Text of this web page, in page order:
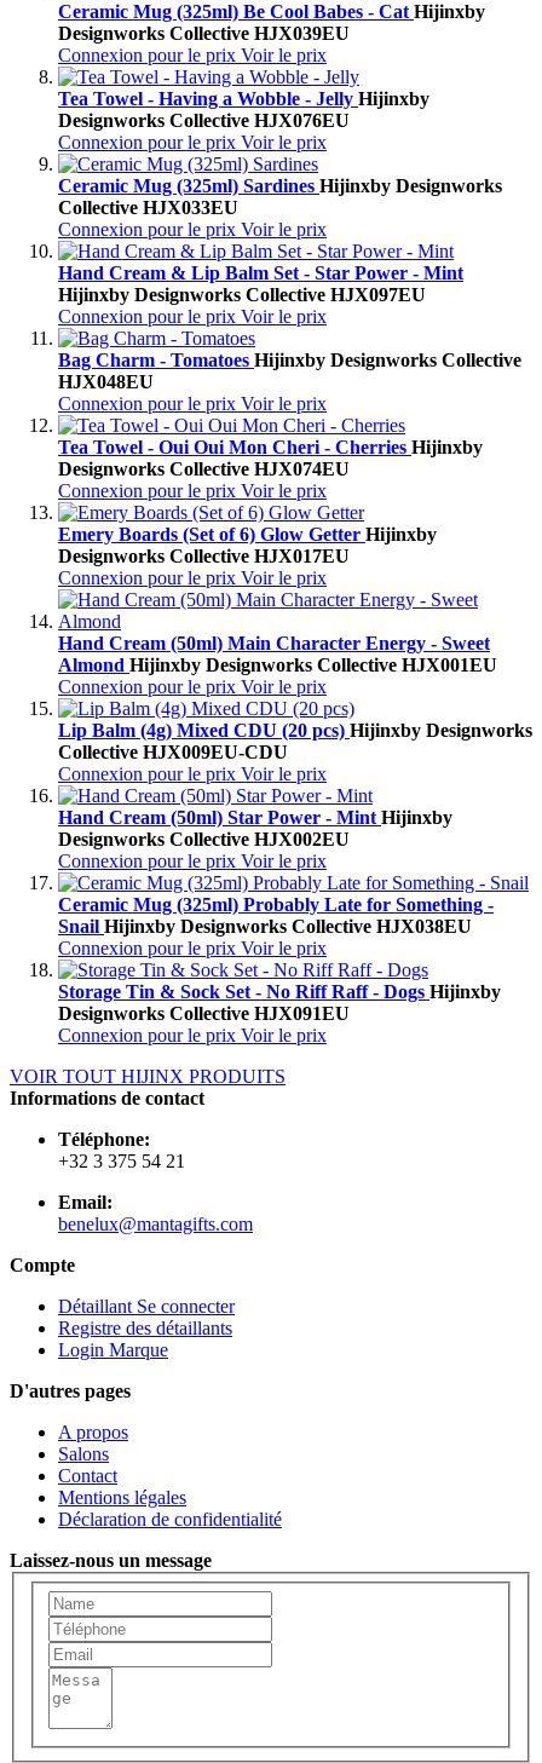
Ceramic Mug (325ml) Be Cool Babes - Cat Hijinxby
Designworks Collective HJX039EU
Connexion pour le prix Voir le prix
Tea Towel - Having a Wobble - Jelly Hijinxby
Designworks Collective HJX076EU
Connexion pour le prix Voir le prix
Ceramic Mug (325ml) Sardines Hijinxby Designworks
Collective HJX033EU
Connexion pour le prix Voir le prix
Hand Cream & Lip Balm Set - Star Power - Mint
Hijinxby Designworks Collective HJX097EU
Connexion pour le prix Voir le prix
Bag Charm - Tomatoes Hijinxby Designworks Collective
HJX048EU
Connexion pour le prix Voir le prix
Tea Towel - Oui Oui Mon Cheri - Cherries Hijinxby
Designworks Collective HJX074EU
Connexion pour le prix Voir le prix
Emery Boards (Set of 6) Glow Getter Hijinxby
Designworks Collective HJX017EU
Connexion pour le prix Voir le prix
Hand Cream (50ml) Main Character Energy - Sweet
Almond Hijinxby Designworks Collective HJX001EU
Connexion pour le prix Voir le prix
Lip Balm (4g) Mixed CDU (20 pcs) Hijinxby Designworks
Collective HJX009EU-CDU
Connexion pour le prix Voir le prix
Hand Cream (50ml) Star Power - Mint Hijinxby
Designworks Collective HJX002EU
Connexion pour le prix Voir le prix
Ceramic Mug (325ml) Probably Late for Something -
Snail Hijinxby Designworks Collective HJX038EU
Connexion pour le prix Voir le prix
Storage Tin & Sock Set - No Riff Raff - Dogs Hijinxby
Designworks Collective HJX091EU
Connexion pour le prix Voir le prix
VOIR TOUT HIJINX PRODUITS
Informations de contact
Téléphone:
+32 3 375 54 21
Email:
benelux@mantagifts.com
Compte
Détaillant Se connecter
Registre des détaillants
Login Marque
D'autres pages
A propos
Salons
Contact
Mentions légales
Déclaration de confidentialité
Laissez-nous un message